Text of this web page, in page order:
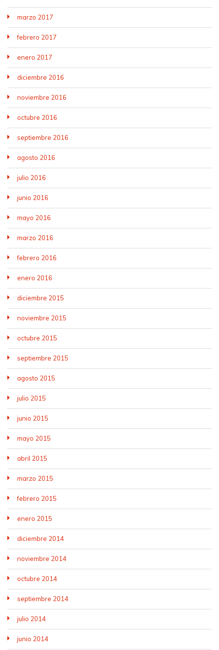
marzo 2017
febrero 2017
enero 2017
diciembre 2016
noviembre 2016
octubre 2016
septiembre 2016
agosto 2016
julio 2016
junio 2016
mayo 2016
marzo 2016
febrero 2016
enero 2016
diciembre 2015
noviembre 2015
octubre 2015
septiembre 2015
agosto 2015
julio 2015
junio 2015
mayo 2015
abril 2015
marzo 2015
febrero 2015
enero 2015
diciembre 2014
noviembre 2014
octubre 2014
septiembre 2014
julio 2014
junio 2014